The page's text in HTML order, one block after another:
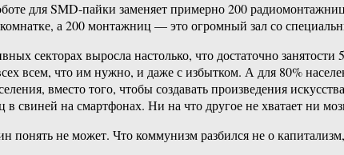
для SMD-пайки заменяет примерно 200
а 200 монтажниц — это огромный зал со
секторах выросла настолько, что достаточно
всем, что им нужно, и даже с избытком. А для 80%
вместо того, чтобы создавать произведения
свиней на смартфонах. Ни на что другое не хватает ни
понять не может. Что коммунизм разбился не о